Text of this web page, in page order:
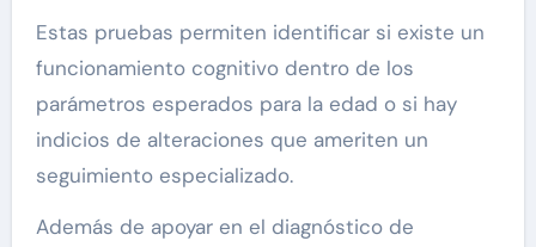
Estas pruebas permiten identificar si existe un
funcionamiento cognitivo dentro de los
parámetros esperados para la edad o si hay
indicios de alteraciones que ameriten un
seguimiento especializado.
Además de apoyar en el diagnóstico de